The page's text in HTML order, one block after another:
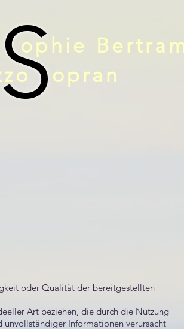
ophie Bertram
opran
oder Qualität der bereitgestellten
Art beziehen, die durch die Nutzung
Informationen verursacht